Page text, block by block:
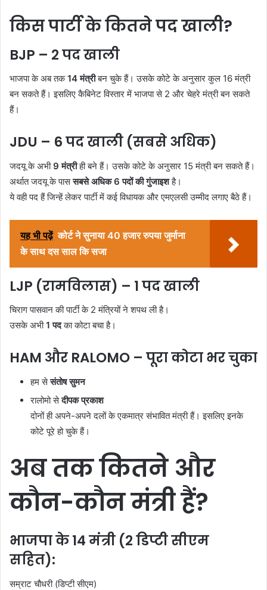
किस पार्टी के कितने पद खाली?
BJP – 2 पद खाली
भाजपा के अब तक14 मंत्रीबन चुके हैं। उसके कोटे के अनुसार कुल 16 मंत्री
बन सकते हैं। इसलिए कैबिनेट विस्तार में भाजपा से 2 और चेहरे मंत्री बन सकते
हैं।
JDU – 6 पद खाली (सबसे अधिक)
जदयू के अभी9 मंत्रीही बने हैं। उसके कोटे के अनुसार 15 मंत्री बन सकते हैं।
अर्थात जदयू के पाससबसे अधिक 6 पदों की गुंजाइशहै।
ये वही पद हैं जिन्हें लेकर पार्टी में कई विधायक और एमएलसी उम्मीद लगाए बैठे हैं।
यह भी पढ़ें कोर्ट ने सुनाया 40 हजार रुपया जुर्माना
के साथ दस साल कि सजा
LJP (रामविलास) – 1 पद खाली
चिराग पासवान की पार्टी के 2 मंत्रियों ने शपथ ली है।
उसके अभी1 पदका कोटा बचा है।
HAM और RALOMO – पूरा कोटा भर चुका
हम सेसंतोष सुमन
रालोमो सेदीपक प्रकाश
दोनों ही अपने-अपने दलों के एकमात्र संभावित मंत्री हैं। इसलिए इनके
कोटे पूरे हो चुके हैं।
अब तक कितने और
कौन-कौन मंत्री हैं?
भाजपा के 14 मंत्री (2 डिप्टी सीएम
सहित):
सम्राट चौधरी (डिप्टी सीएम)